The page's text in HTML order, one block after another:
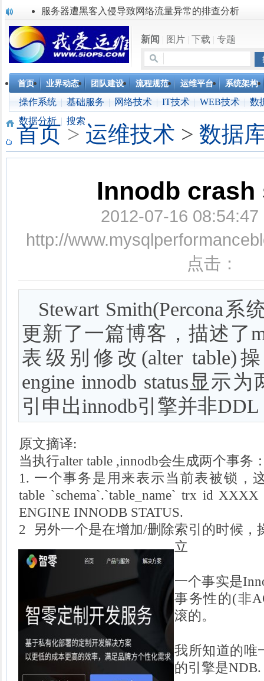
服务器遭黑客入侵导致网络流量异常的排查分析
复杂网络架构导致的诡异网络问题排查分享
Percona Playback 0.3 development release
使用jmx client监控activemq
Hive查询OOM分析
浅解Facebook的服务器架构
一淘网后面的技术与架构
实现多个无线AP桥接，扩大家庭WIFI覆盖
Linux下系统或服务排障的最佳实践
云计算平台管理的三大利器Nagios、Ganglia和Splunk
新闻 图片 下载 专题
首页 业界动态 团队建设 流程规范 运维平台 系统架构
操作系统 | 基础服务 | 网络技术 | IT技术 | WEB技术 | 数
数据分析 | 搜索
首页> 运维技术 > 数据
Innodb crash
2012-07-16
http://
点击：
Stewart Smith(Percona
更新了一篇博客，描述了
表级别修改(alter table)
engine innodb status显示
引申出innodb引擎并非DDL
原文摘译:
当执行alter table ,innodb会生成两个事务
1. 一个事务是用来表示当前表被锁，
table `schema`.`table_name` trx id
ENGINE INNODB STATUS.
2 另外一个是在增加/删除索引的时候，
立
一个事实是
事务性的(非
滚的。
我所知道的唯
的引擎是NDB.